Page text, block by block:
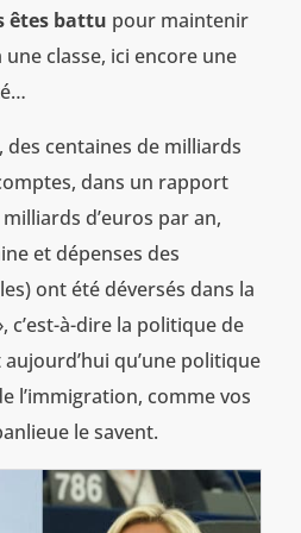
êtes battu pour maintenir
classe, ici encore une
des centaines de milliards
dans un rapport
d’euros par an,
et dépenses des
ont été déversés dans la
c’est-à-dire la politique de
aujourd’hui qu’une politique
l’immigration, comme vos
le savent.